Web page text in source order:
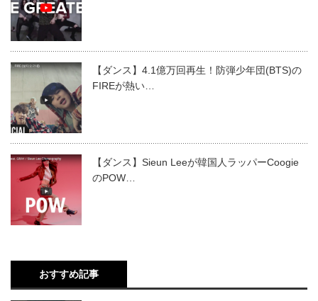
【ダンス】4.1億万回再生！防弾少年団(BTS)の
FIREが熱い…
【ダンス】Sieun Leeが韓国人ラッパーCoogie
のPOW…
おすすめ記事